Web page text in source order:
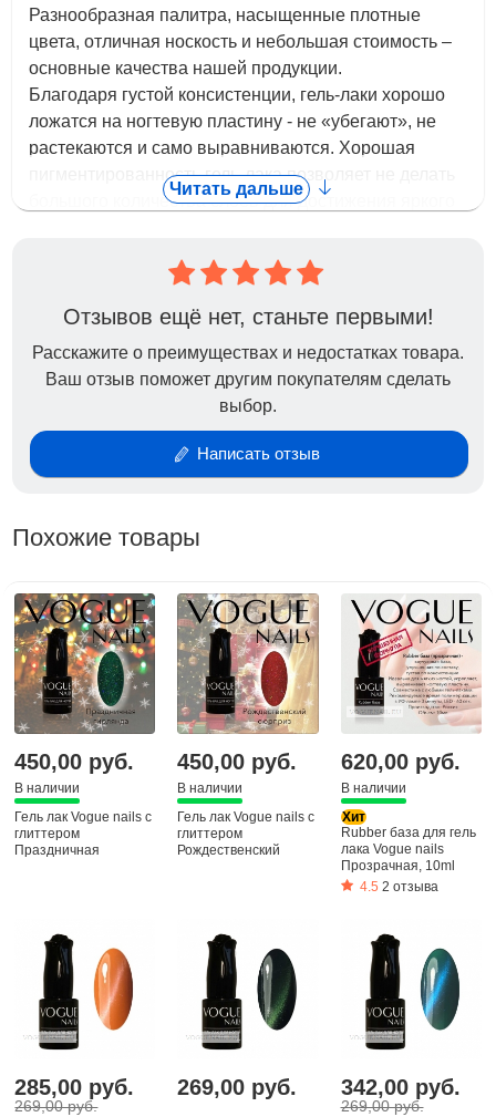
Разнообразная палитра, насыщенные плотные
цвета, отличная носкость и небольшая стоимость –
основные качества нашей продукции.
Благодаря густой консистенции, гель-лаки хорошо
ложатся на ногтевую пластину - не «убегают», не
растекаются и само выравниваются. Хорошая
пигментированность гель-лака позволяет не делать
большого количества слоев для достижения яркого
неприятного запаха, удобная кисть, отличная
консистенция-они в меру густые, при нанесении не
затекают. При перекрывании топом, пигмент не
тянется за кистью.
Технология нанесения такая же, как и для всех
гель-лака Vogue Nails наносим тонко и
полимеризуем в LED-лампе 30 секунд а, в УФ-лампе
Читать дальше
Отзывов ещё нет, станьте первыми!
Расскажите о преимуществах и недостатках товара.
Ваш отзыв поможет другим покупателям сделать
выбор.
Написать отзыв
Похожие товары
450,00 руб.
В наличии
Гель лак Vogue nails с
глиттером
Праздничная
450,00 руб.
В наличии
Гель лак Vogue nails с
глиттером
Рождественский
620,00 руб.
В наличии
Хит
Rubber база для гель
лака Vogue nails
Прозрачная, 10ml
4.5 2 отзыва
285,00 руб.
269,00 руб.
269,00 руб. 342,00 руб.
269,00 руб.